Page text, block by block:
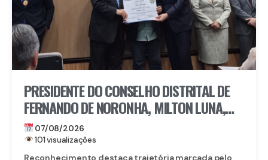
PRESIDENTE DO CONSELHO DISTRITAL DE
FERNANDO DE NORONHA, MILTON LUNA,
RECEBE MEDALHA DO MÉRITO ELEITORAL
FREI CANECA, UMA DAS MAIORES
07/08/2026
101 visualizações
Reconhecimento destaca trajetória marcada pelo